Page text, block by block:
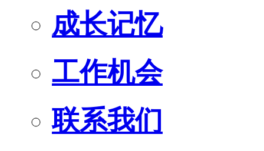
成长记忆
工作机会
联系我们